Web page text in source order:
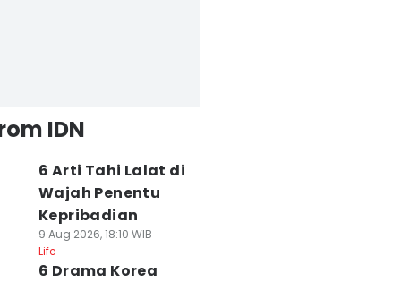
IDN
6 Arti Tahi Lalat di
Wajah Penentu
Kepribadian
9 Aug 2026, 18:10 WIB
Life
6 Drama Korea